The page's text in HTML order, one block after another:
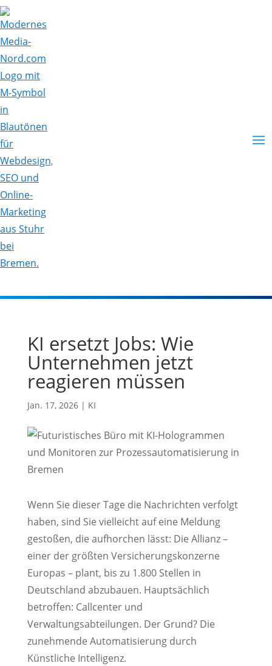
KI ersetzt Jobs: Wie
Unternehmen jetzt
reagieren müssen
Jan. 17, 2026| KI
Wenn Sie dieser Tage die Nachrichten verfolgt
haben, sind Sie vielleicht auf eine Meldung
gestoßen, die aufhorchen lässt: Die Allianz –
einer der größten Versicherungskonzerne
Europas – plant, bis zu 1.800 Stellen in
Deutschland abzubauen. Hauptsächlich
betroffen: Callcenter und
Verwaltungsabteilungen. Der Grund? Die
zunehmende Automatisierung durch
Künstliche Intelligenz.